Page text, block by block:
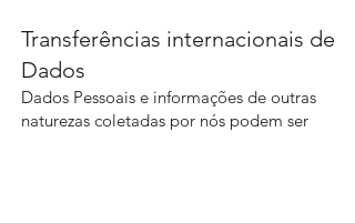
Transferências internacionais de
Dados
Dados Pessoais e informações de outras
naturezas coletadas por nós podem ser